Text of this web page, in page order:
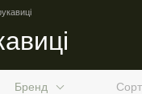
Бренд